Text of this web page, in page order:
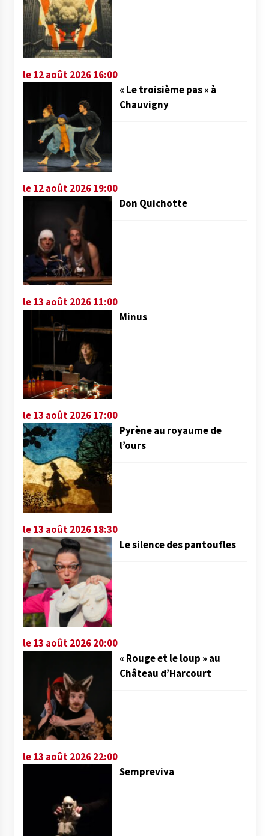
le 12 août 2026 16:00
« Le troisième pas » à
Chauvigny
le 12 août 2026 19:00
Don Quichotte
le 13 août 2026 11:00
Minus
le 13 août 2026 17:00
Pyrène au royaume de
l’ours
le 13 août 2026 18:30
Le silence des pantoufles
le 13 août 2026 20:00
« Rouge et le loup » au
Château d’Harcourt
le 13 août 2026 22:00
Sempreviva